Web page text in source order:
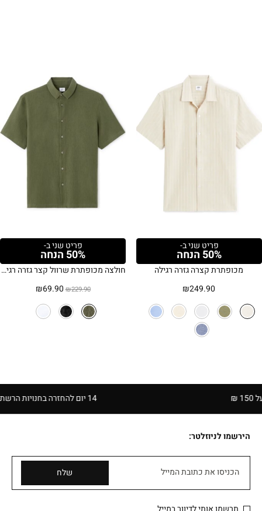
פריט שני ב-
50% הנחה
מכופתרת קצרה גזרה רגילה
₪249.90
פריט שני ב-
50% הנחה
חולצה מכופתרת שרוול קצר גזרה רגילה – חאקי
₪229.90
המחיר
היה:
₪69.90
הוא:
הירשמו לניוזלטר:
הכניסו את כתובת המייל שלח